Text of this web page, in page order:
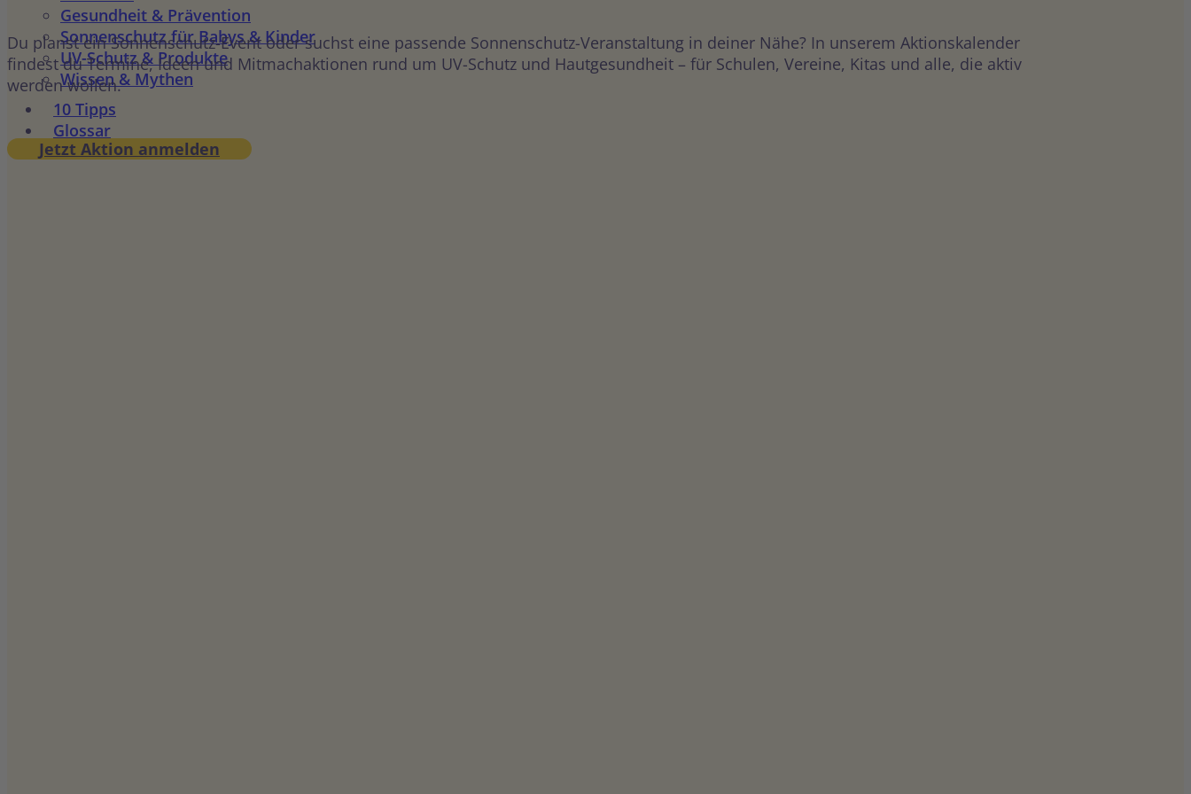
Gesundheit & Prävention
Sonnenschutz für Babys & Kinder
UV-Schutz & Produkte
Wissen & Mythen
10 Tipps
Glossar
Aktionskalender
Du planst ein Sonnenschutz-Event oder suchst eine passende Sonnenschutz-Veranstaltung in deiner Nähe? In unserem Aktionskalender
findest du Termine, Ideen und Mitmachaktionen rund um UV-Schutz und Hautgesundheit – für Schulen, Vereine, Kitas und alle, die aktiv
werden wollen.
Jetzt Aktion anmelden